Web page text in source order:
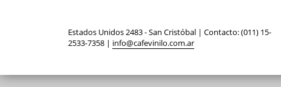
Estados Unidos 2483 - San Cristóbal | Contacto: (011) 15-
2533-7358 | info@cafevinilo.com.ar